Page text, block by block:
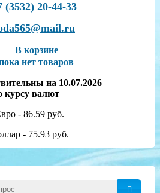
(3532) 20-44-33
В корзине
нет товаров
на 10.07.2026
курсу валют
- 86.59 руб.
- 75.93 руб.